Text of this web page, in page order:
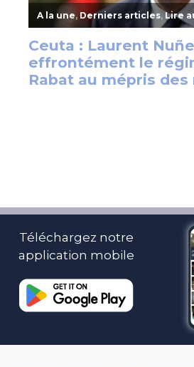
Téléchargez notre
application mobile